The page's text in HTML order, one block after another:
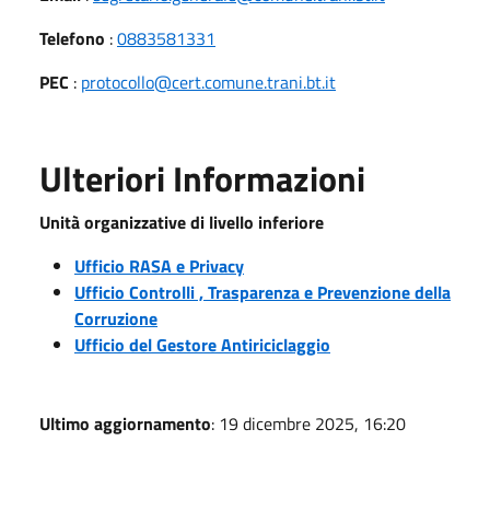
Telefono :0883581331
PEC : protocollo@cert.comune.trani.bt.it
Ulteriori Informazioni
Unità organizzative di livello inferiore
Ufficio RASA e Privacy
Ufficio Controlli , Trasparenza e Prevenzione della
Corruzione
Ufficio del Gestore Antiriciclaggio
Ultimo aggiornamento: 19 dicembre 2025, 16:20